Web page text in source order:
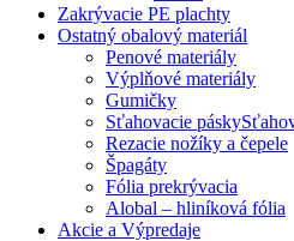
Zakrývacie PE plachty
Ostatný obalový materiál
Penové materiály
Výplňové materiály
Gumičky
Sťahovacie pásky
Rezacie nožíky a čepele
Špagáty
Fólia prekrývacia
Alobal – hliníková fólia
Akcie a Výpredaje